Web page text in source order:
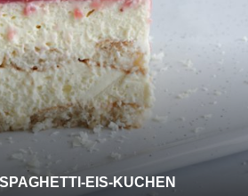
EIS-KUCHEN